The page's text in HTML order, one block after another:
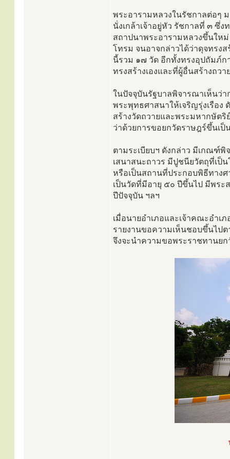
พระอารามหลวงในรัชกาลต่อๆ
นั่งเกล้าเจ้าอยู่หัว รัชกาลที่ ๓ ซึ่
สถาปนาพระอารามหลวงขึ้นให
โทรม จนอาจกล่าวได้ว่าดุจทรง
นี้รวม ๑๗ วัด อีกทั้งทรงอุปถัมภ์
ทรงสร้างเองและที่ผู้อื่นสร้างถว
ในปัจจุบันรัฐบาลพิจารณาเห็นว่า
พระพุทธศาสนาให้เจริญรุ่งเรือง
สร้างวัดถวายและพระมหากษัตริ
ว่าด้วยการขอยกวัดราษฎร์ขึ้นเ
ตามระเบียบฯ ดังกล่าว มีเกณฑ์
เสนาสนะถาวร มีปูชนียวัตถุที่เ
หรือเป็นสถานที่ประกอบพิธีทาง
เป็นวัดที่มีอายุ ๕๐ ปีขึ้นไป มีพระ
ปีปัจจุบัน ฯลฯ
เมื่อนายอำเภอและเจ้าคณะอำ
รายงานขอความเห็นชอบขึ้นไป
จึงจะนำความขอพระราชทานย